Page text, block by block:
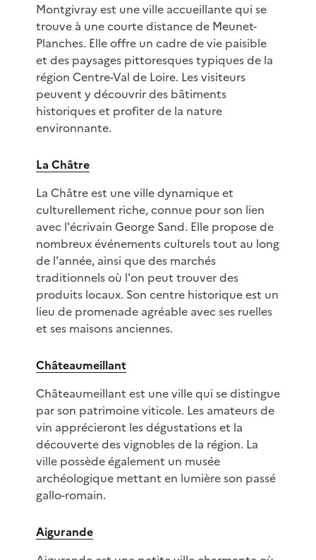
Montgivray est une ville accueillante qui se
trouve à une courte distance de Meunet-
Planches. Elle offre un cadre de vie paisible
et des paysages pittoresques typiques de la
région Centre-Val de Loire. Les visiteurs
peuvent y découvrir des bâtiments
historiques et profiter de la nature
environnante.
La Châtre
La Châtre est une ville dynamique et
culturellement riche, connue pour son lien
avec l'écrivain George Sand. Elle propose de
nombreux événements culturels tout au long
de l'année, ainsi que des marchés
traditionnels où l'on peut trouver des
produits locaux. Son centre historique est un
lieu de promenade agréable avec ses ruelles
et ses maisons anciennes.
Châteaumeillant
Châteaumeillant est une ville qui se distingue
par son patrimoine viticole. Les amateurs de
vin apprécieront les dégustations et la
découverte des vignobles de la région. La
ville possède également un musée
archéologique mettant en lumière son passé
gallo-romain.
Aigurande